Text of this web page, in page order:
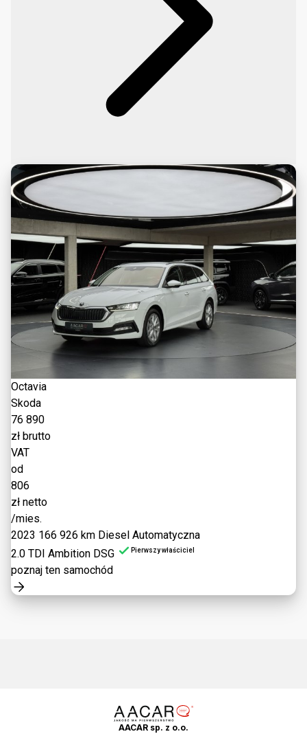
Octavia
Skoda
76 890
zł brutto
VAT
od
806
zł netto
/mies.
2023 166 926 km Diesel Automatyczna
2.0 TDI Ambition DSG
Pierwszy właściciel
poznaj ten samochód
AACAR sp. z o.o.